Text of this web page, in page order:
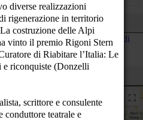
inviando la segnalazione di
diverse realizzazioni
rigenerazione in territorio
costruzione delle Alpi
vinto il premio Rigoni Stern
di Riabitare l’Italia: Le
e riconquiste (Donzelli
scrittore e consulente
conduttore teatrale e